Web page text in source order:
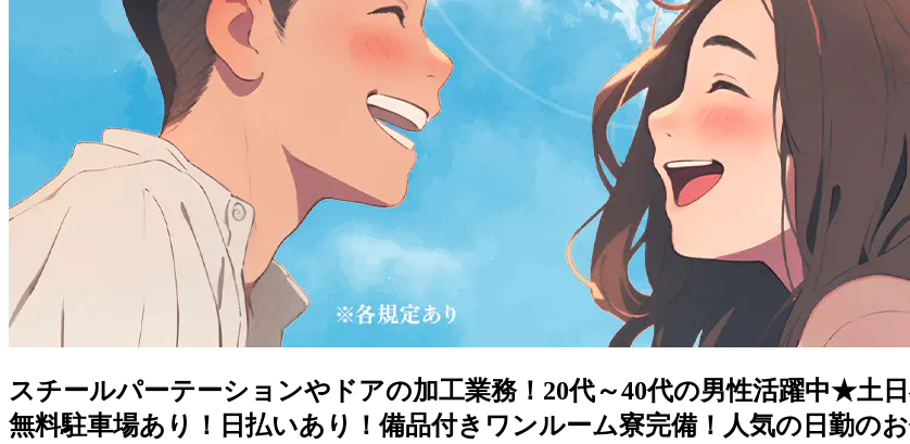
スチールパーテーションやドアの加工業務！20代～40代の男性活躍中★土
無料駐車場あり！日払いあり！備品付きワンルーム寮完備！人気の日勤の